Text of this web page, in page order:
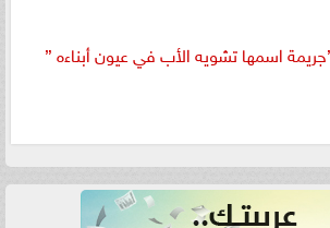
اسمها تشويه الأب في عيون أبناءه ”